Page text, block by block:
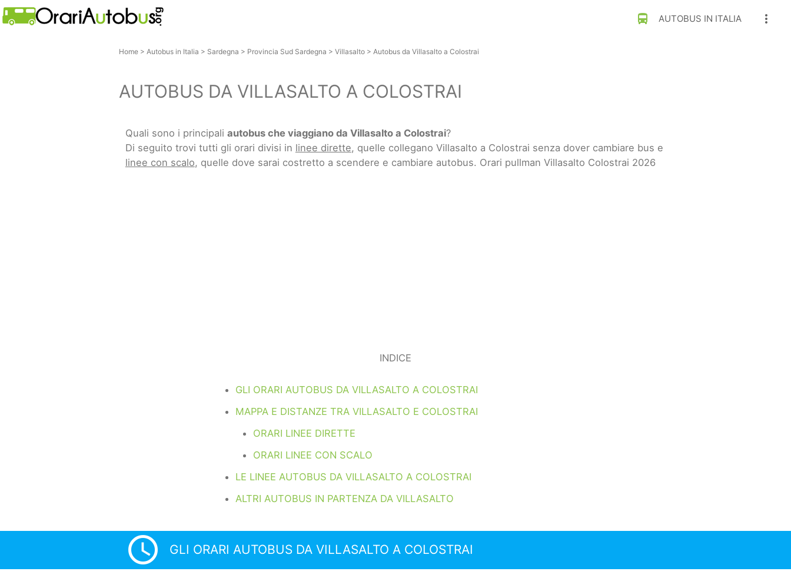
directions_bus AUTOBUS IN ITALIA more_vert
Home> Autobus in Italia > Sardegna > Provincia Sud Sardegna > Villasalto> Autobus da Villasalto a Colostrai
AUTOBUS DA VILLASALTO A COLOSTRAI
Quali sono i principali autobus che viaggiano da Villasalto a Colostrai?
Di seguito trovi tutti gli orari divisi in linee dirette, quelle collegano Villasalto a Colostrai senza dover cambiare bus e
linee con scalo, quelle dove sarai costretto a scendere e cambiare autobus. Orari pullman Villasalto Colostrai 2026
INDICE
GLI ORARI AUTOBUS DA VILLASALTO A COLOSTRAI
MAPPA E DISTANZE TRA VILLASALTO E COLOSTRAI
ORARI LINEE DIRETTE
ORARI LINEE CON SCALO
LE LINEE AUTOBUS DA VILLASALTO A COLOSTRAI
ALTRI AUTOBUS IN PARTENZA DA VILLASALTO
access_time GLI ORARI AUTOBUS DA VILLASALTO A COLOSTRAI